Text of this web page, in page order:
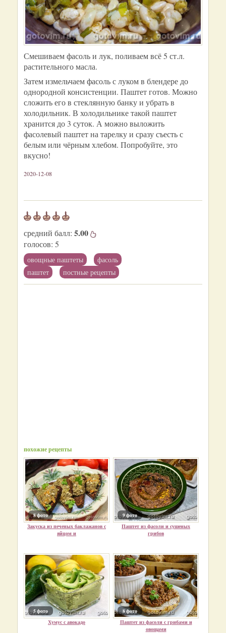
Смешиваем фасоль и лук, поливаем всё 5 ст.л.
растительного масла.
Затем измельчаем фасоль с луком в блендере до
однородной консистенции. Паштет готов. Можно
сложить его в стеклянную банку и убрать в
холодильник. В холодильнике такой паштет
хранится до 3 суток. А можно выложить
фасолевый паштет на тарелку и сразу съесть с
белым или чёрным хлебом. Попробуйте, это
вкусно!
2020-12-08
средний балл: 5.00
голосов: 5
овощные паштеты
фасоль
паштет
постные рецепты
похожие рецепты
8 фото
Закуска из печеных баклажанов с
яйцом и
9 фото
Паштет из фасоли и сушеных
грибов
5 фото
Хумус с авокадо
8 фото
Паштет из фасоли с грибами и
овощами